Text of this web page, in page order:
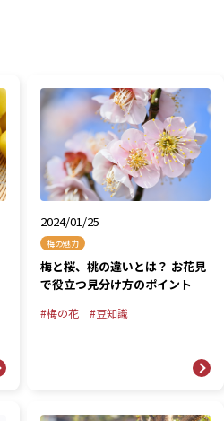
2024/01/25
梅の魅力
梅と桜、桃の違いとは？ お花見
で役立つ見分け方のポイント
梅の花 豆知識